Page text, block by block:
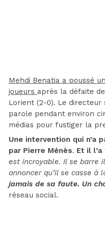
Mehdi Benatia a poussé
joueurs après la défaite
Lorient (2-0). Le
parole pendant environ
médias pour fustiger la
Une intervention qui n’a
par Pierre Ménès. Et il
est incroyable. Il se barre
annoncer qu’il se casse à
jamais de sa faute. Un
réseau social.